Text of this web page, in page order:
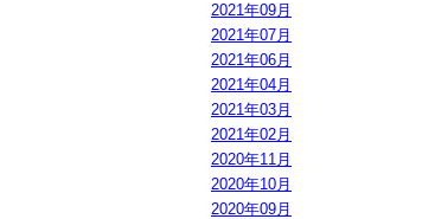
2021年09月
2021年07月
2021年06月
2021年04月
2021年03月
2021年02月
2020年11月
2020年10月
2020年09月